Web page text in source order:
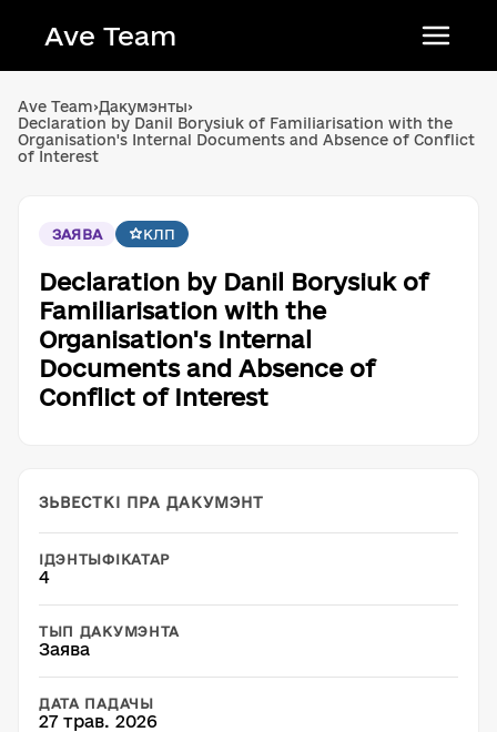
Ave Team
Qırımtatar tili
Ave Team›Дакумэнты›
Declaration by Danil Borysiuk of Familiarisation with the
Organisation's Internal Documents and Absence of Conflict
of Interest
ЗАЯВА КЛП
Declaration by Danil Borysiuk of
Familiarisation with the
Organisation's Internal
Documents and Absence of
Conflict of Interest
ЗЬВЕСТКІ ПРА ДАКУМЭНТ
ІДЭНТЫФІКАТАР
4
ТЫП ДАКУМЭНТА
Заява
ДАТА ПАДАЧЫ
27 трав. 2026